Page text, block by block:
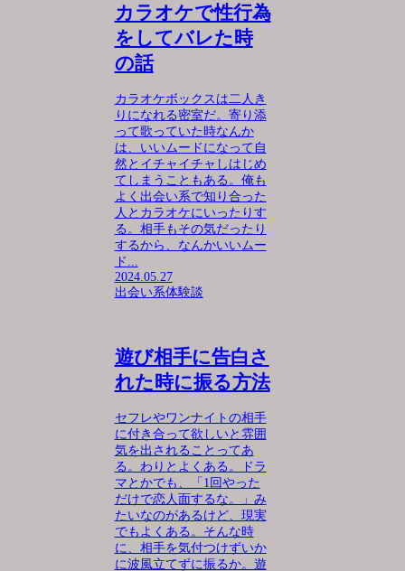
カラオケで性行為
をしてバレた時
の話
カラオケボックスは二人き
りになれる密室だ。寄り添
って歌っていた時なんか
は、いいムードになって自
然とイチャイチャしはじめ
てしまうこともある。俺も
よく出会い系で知り合った
人とカラオケにいったりす
る。相手もその気だったり
するから、なんかいいムー
ド...
2024.05.27
出会い系体験談
遊び相手に告白さ
れた時に振る方法
セフレやワンナイトの相手
に付き合って欲しいと雰囲
気を出されることってあ
る。わりとよくある。ドラ
マとかでも、「1回やった
だけで恋人面するな。」み
たいなのがあるけど、現実
でもよくある。そんな時
に、相手を気付つけずいか
に波風立てずに振るか。遊